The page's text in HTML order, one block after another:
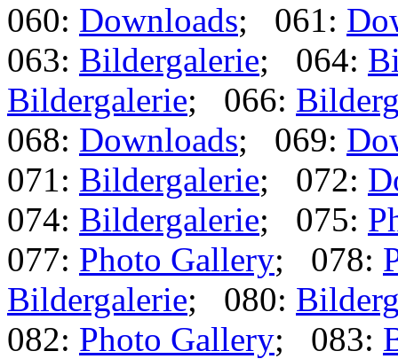
060: Downloads; 061:
063: Bildergalerie; 064:
Bildergalerie; 066:
068: Downloads; 069:
071: Bildergalerie; 072:
074: Bildergalerie; 075:
077: Photo Gallery; 078:
Bildergalerie; 080:
082: Photo Gallery; 083: